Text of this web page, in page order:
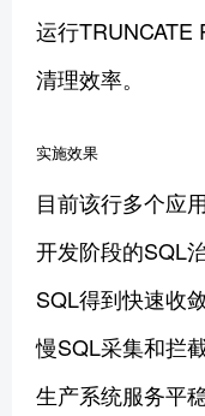
运行TRUNCATE
清理效率。
实施效果
目前该行多个应
开发阶段的SQL
SQL得到快速收
慢SQL采集和拦
生产系统服务平